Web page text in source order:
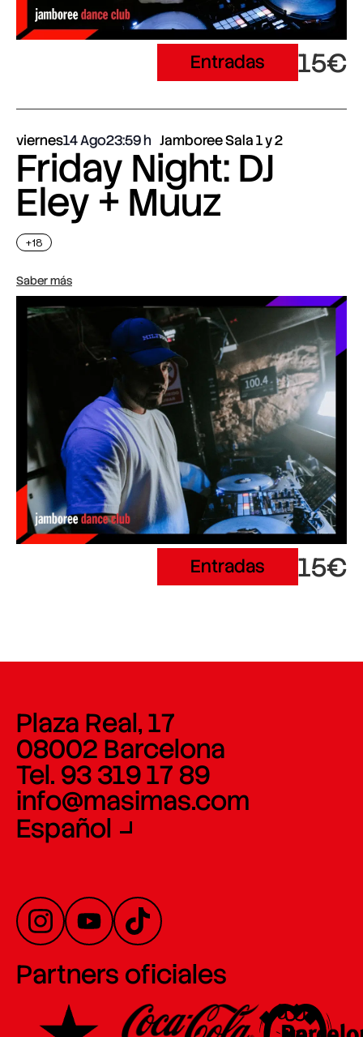
Entradas 15€
viernes14 Ago23:59 Jamboree Sala 1 y 2
Friday Night: DJ
Eley + Muuz
+18
Saber más
Entradas 15€
Plaza Real, 17
08002 Barcelona
Tel. 93 319 17 89
info@masimas.com
Español
Partners oficiales